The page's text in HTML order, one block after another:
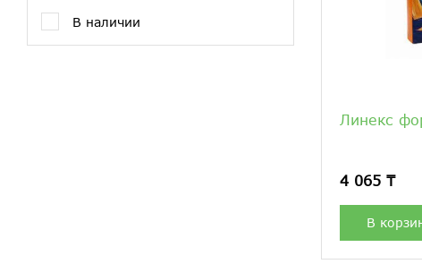
В наличии
Линекс
4 065 ₸
В